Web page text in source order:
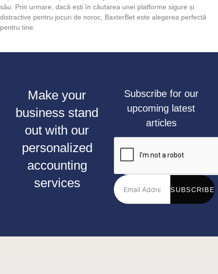
său. Prin urmare, dacă ești în căutarea unei platforme sigure și
distractive pentru jocuri de noroc, BaxterBet este alegerea perfectă
pentru tine.
Make your
business stand
out with our
personalized
accounting
services
Subscribe for our
upcoming latest
articles
SUBSCRIBE